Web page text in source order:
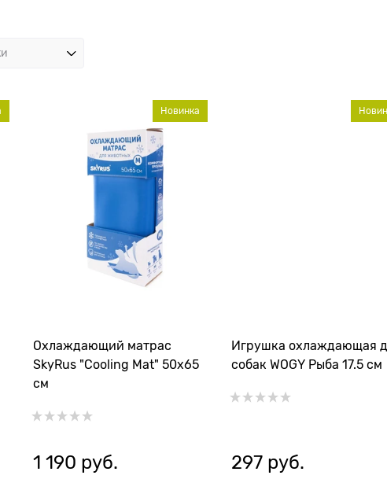
Охлаждающий матрас
SkyRus "Cooling Mat" 50х65
см
Новинка
1 190 руб.
Игрушка охлаждающая
собак WOGY Рыба 17.5 см
297 руб.